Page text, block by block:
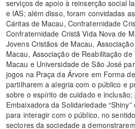
serviços de apoio à reinserção social
e IAS; além disso, foram convidadas
Cáritas de Macau, Confraternidade
Confraternidade Cristã Vida Nova de
Jovens Cristãos de Macau,
Macau, Associação de Reabilitação
Macau e Universidade de São José
jogos na Praça da Árvore em Forma
partilharem a alegria com o público e
sobre o espírito de cuidado e
Embaixadora da Solidariedade
para interagir com o público, no
sectores da sociedade a